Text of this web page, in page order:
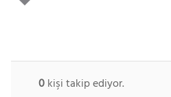
0kişi takip ediyor.